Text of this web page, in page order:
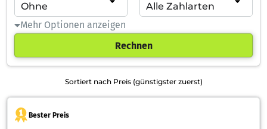
Mehr Optionen anzeigen
Rechnen
Sortiert nach Preis (günstigster zuerst)
Bester Preis